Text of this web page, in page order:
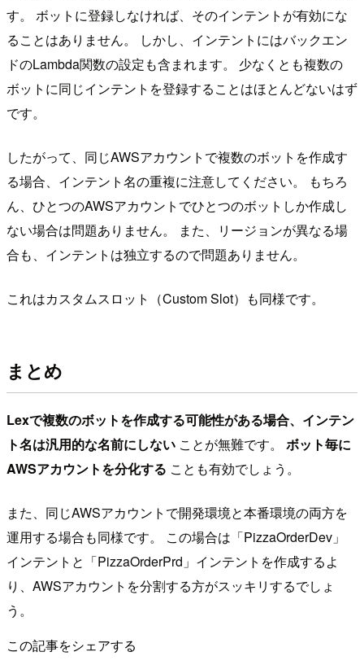
す。 ボットに登録しなければ、そのインテントが有効にな
ることはありません。 しかし、インテントにはバックエン
ドのLambda関数の設定も含まれます。 少なくとも複数の
ボットに同じインテントを登録することはほとんどないはず
です。
したがって、同じAWSアカウントで複数のボットを作成す
る場合、インテント名の重複に注意してください。 もちろ
ん、ひとつのAWSアカウントでひとつのボットしか作成し
ない場合は問題ありません。 また、リージョンが異なる場
合も、インテントは独立するので問題ありません。
これはカスタムスロット（Custom Slot）も同様です。
まとめ
Lexで複数のボットを作成する可能性がある場合、インテン
ト名は汎用的な名前にしない ことが無難です。 ボット毎に
AWSアカウントを分化する ことも有効でしょう。
また、同じAWSアカウントで開発環境と本番環境の両方を
運用する場合も同様です。 この場合は「PizzaOrderDev」
インテントと「PizzaOrderPrd」インテントを作成するよ
り、AWSアカウントを分割する方がスッキリするでしょ
う。
この記事をシェアする